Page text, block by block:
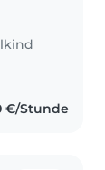
€/Stunde